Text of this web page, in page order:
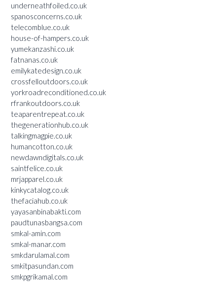
underneathfoiled.co.uk
spanosconcerns.co.uk
telecomblue.co.uk
house-of-hampers.co.uk
yumekanzashi.co.uk
fatnanas.co.uk
emilykatedesign.co.uk
crossfelloutdoors.co.uk
yorkroadreconditioned.co.uk
rfrankoutdoors.co.uk
teaparentrepeat.co.uk
thegenerationhub.co.uk
talkingmagpie.co.uk
humancotton.co.uk
newdawndigitals.co.uk
saintfelice.co.uk
mrjapparel.co.uk
kinkycatalog.co.uk
thefaciahub.co.uk
yayasanbinabakti.com
paudtunasbangsa.com
smkal-amin.com
smkal-manar.com
smkdarulamal.com
smkitpasundan.com
smkpgrikamal.com